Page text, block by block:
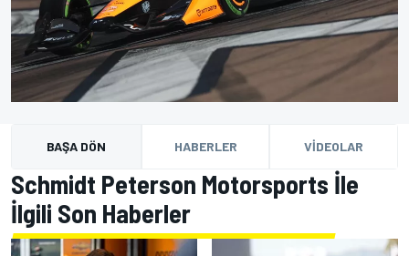
BAŞA DÖN HABERLER VIDEOLAR
Schmidt Peterson Motorsports İle
İlgili Son Haberler